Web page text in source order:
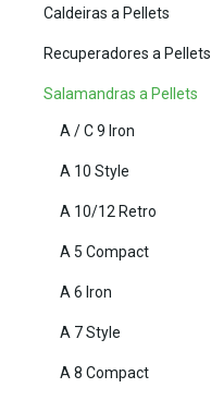
Caldeiras a Pellets
Recuperadores a Pellets
Salamandras a Pellets
A / C 9 Iron
A 10 Style
A 10/12 Retro
A 5 Compact
A 6 Iron
A 7 Style
A 8 Compact